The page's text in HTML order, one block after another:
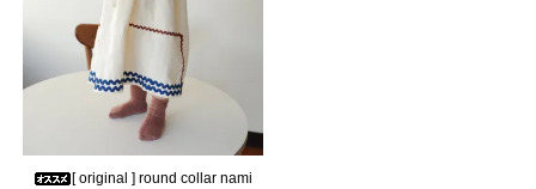
[ original ] round collar nami